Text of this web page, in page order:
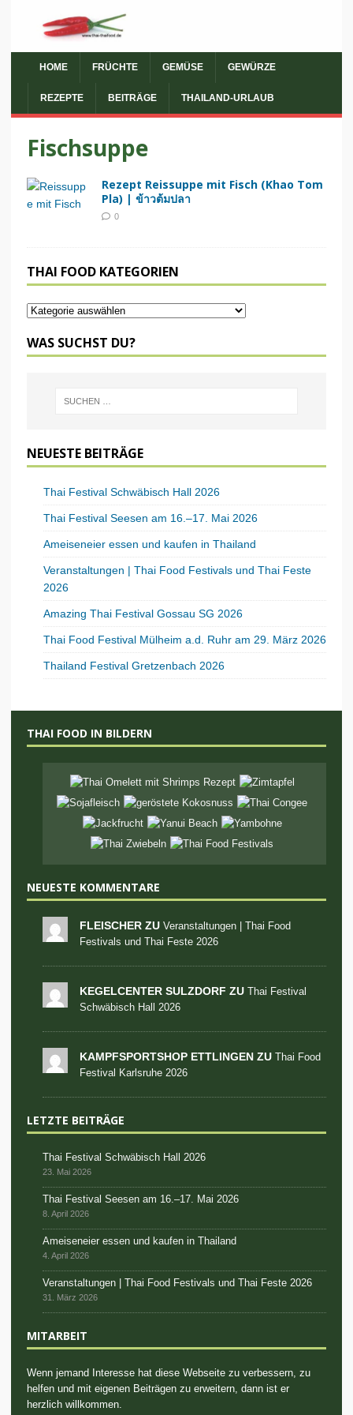
HOME FRÜCHTE GEMÜSE GEWÜRZE
REZEPTE BEITRÄGE THAILAND-URLAUB
Fischsuppe
Rezept Reissuppe mit Fisch (Khao Tom
Pla) | ข้าวต้มปลา
0
THAI FOOD KATEGORIEN
WAS SUCHST DU?
NEUESTE BEITRÄGE
Thai Festival Schwäbisch Hall 2026
Thai Festival Seesen am 16.–17. Mai 2026
Ameiseneier essen und kaufen in Thailand
Veranstaltungen | Thai Food Festivals und Thai Feste
2026
Amazing Thai Festival Gossau SG 2026
Thai Food Festival Mülheim a.d. Ruhr am 29. März 2026
Thailand Festival Gretzenbach 2026
THAI FOOD IN BILDERN
NEUESTE KOMMENTARE
FLEISCHER ZU Veranstaltungen | Thai Food
Festivals und Thai Feste 2026
KEGELCENTER SULZDORF ZU Thai Festival
Schwäbisch Hall 2026
KAMPFSPORTSHOP ETTLINGEN ZU Thai Food
Festival Karlsruhe 2026
LETZTE BEITRÄGE
Thai Festival Schwäbisch Hall 2026
23. Mai 2026
Thai Festival Seesen am 16.–17. Mai 2026
8. April 2026
Ameiseneier essen und kaufen in Thailand
4. April 2026
Veranstaltungen | Thai Food Festivals und Thai Feste 2026
31. März 2026
MITARBEIT
Wenn jemand Interesse hat diese Webseite zu verbessern, zu
helfen und mit eigenen Beiträgen zu erweitern, dann ist er
herzlich willkommen.